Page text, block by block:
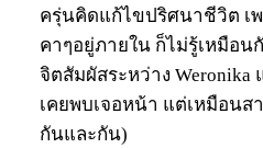
ครุ่นคิดแก้ไขปริศนาชีวิต เพ
คาๆอยู่ภายใน ก็ไม่รู้เหมือ
จิตสัมผัสระหว่าง Weronika
เคยพบเจอหน้า แต่เหมือนส
กันและกัน)